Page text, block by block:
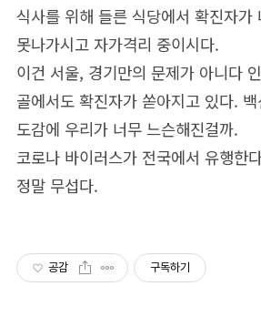
식사를 위해 들른 식당에서 확진자가
못나가시고 자가격리 중이시다.
이건 서울, 경기만의 문제가 아니다
골에서도 확진자가 쏟아지고 있다.
도감에 우리가 너무 느슨해진걸까.
코로나 바이러스가 전국에서 유행한
정말 무섭다.
공감 구독하기